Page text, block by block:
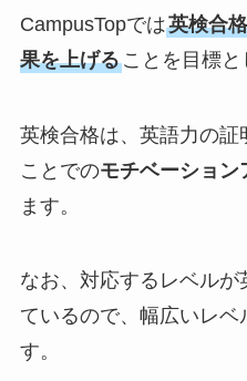
CampusTopでは英検合
果を上げることを目標と
英検合格は、英語力の証
ことでのモチベーション
ます。
なお、対応するレベル
ているので、幅広いレ
す。